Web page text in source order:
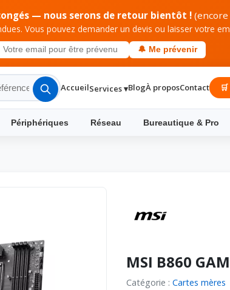
— nous serons de retour bientôt !(encore
Vous pouvez demander un devis ou laisser votre
🔔 Me prévenir
AccueilServices ▾BlogÀ proposContact
Périphériques Réseau Bureautique & Pro
MSI B860
Catégorie : Cartes mères